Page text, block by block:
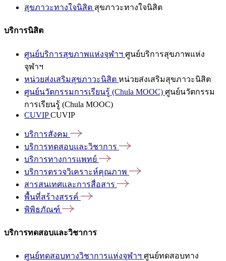
สุขภาวะทางใจนิสิต สุขภาวะทางใจนิสิต
บริการนิสิต
ศูนย์บริการสุขภาพแห่งจุฬาฯ ศูนย์บริการสุขภาพแห่ง
จุฬาฯ
หน่วยส่งเสริมสุขภาวะนิสิต หน่วยส่งเสริมสุขภาวะนิสิต
ศูนย์นวัตกรรมการเรียนรู้ (Chula MOOC) ศูนย์นวัตกรรม
การเรียนรู้ (Chula MOOC)
CUVIPCUVIP
บริการสังคม
บริการทดสอบและวิชาการ
บริการทางการแพทย์
บริการตรวจวิเคราะห์คุณภาพ
สารสนเทศและการสื่อสาร
พื้นที่สร้างสรรค์
พิพิธภัณฑ์
บริการทดสอบและวิชาการ
ศูนย์ทดสอบทางวิชาการแห่งจุฬาฯ ศูนย์ทดสอบทาง